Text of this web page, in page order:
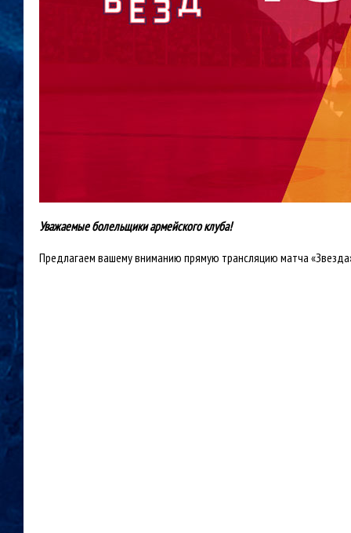
Уважаемые болельщики армейского клуба!
Предлагаем вашему вниманию прямую трансляцию матча